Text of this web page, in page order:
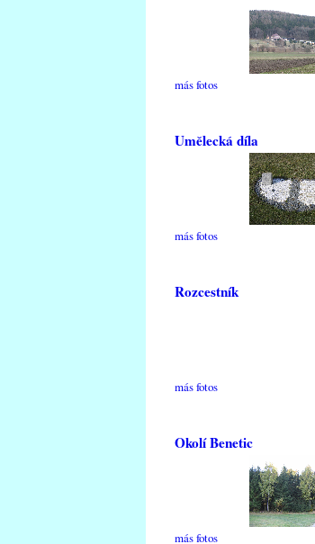
más fotos
Umělecká díla
más fotos
Rozcestník
más fotos
Okolí Benetic
más fotos